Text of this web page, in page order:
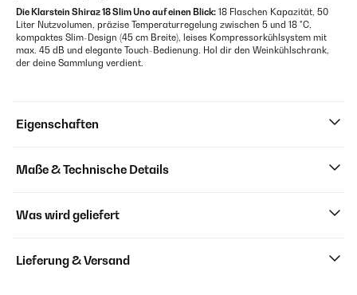
Die Klarstein Shiraz 18 Slim Uno auf einen Blick: 18 Flaschen Kapazität, 50
Liter Nutzvolumen, präzise Temperaturregelung zwischen 5 und 18 °C,
kompaktes Slim-Design (45 cm Breite), leises Kompressorkühlsystem mit
max. 45 dB und elegante Touch-Bedienung. Hol dir den Weinkühlschrank,
der deine Sammlung verdient.
Eigenschaften
Maße & Technische Details
Was wird geliefert
Lieferung & Versand